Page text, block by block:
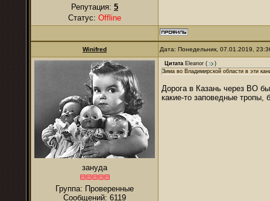
Репутация: 5
Статус: Offline
Winifred Дата: Понедельник, 07.01.2019,
зануда
Группа: Проверенные
Сообщений: 6119
Цитата Eleanor (
)
Зима во Владимирской области в эти
Дорога в Казань через ВО
какие-то заповедные